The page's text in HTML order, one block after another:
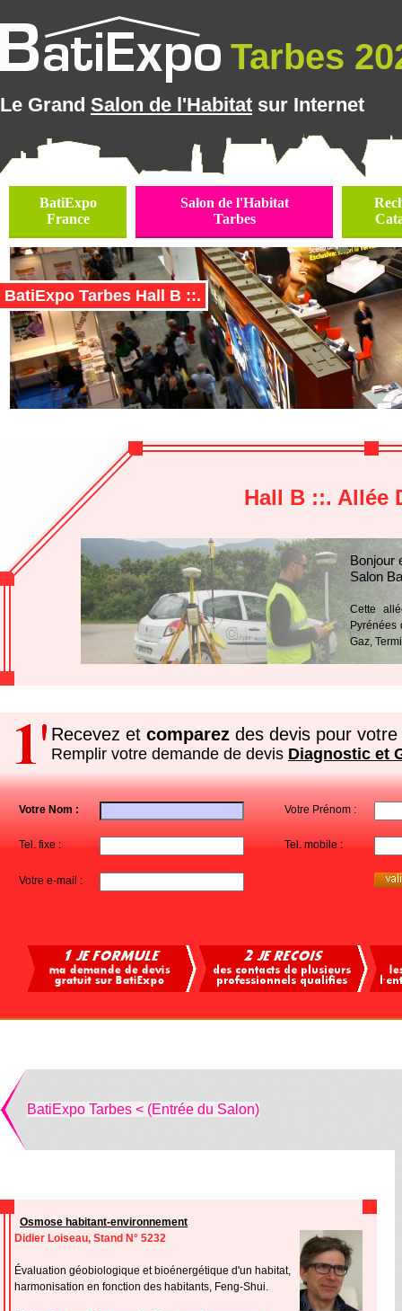
Tarbes
Le Grand Salon de l'Habitat sur Internet
BatiExpo
France
Salon de l'Habitat
Tarbes
BatiExpo Tarbes Hall B ::.
Hall B ::. Allée
Bonjour
Salon
Cette
Pyrénées
Gaz,
Recevez et comparez des devis pour votre
Remplir votre demande de devis Diagnostic et
Votre Nom : Votre Prénom :
Tel. fixe : Tel. mobile :
Votre e-mail :
BatiExpo Tarbes < (Entrée du Salon)
Osmose habitant-environnement
Didier Loiseau, Stand N° 5232
Évaluation géobiologique et bioénergétique d'un habitat,
harmonisation en fonction des habitants, Feng-Shui.